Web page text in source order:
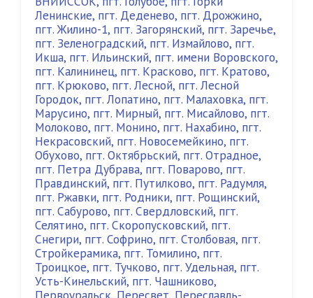
Ленинские, пгт. Деденево, пгт. Дрожжино,
пгт. Жилино-1, пгт. Загорянский, пгт. Заречье,
пгт. Зеленоградский, пгт. Измайлово, пгт.
Икша, пгт. Ильинский, пгт. имени Воровского,
пгт. Калининец, пгт. Красково, пгт. Кратово,
пгт. Крюково, пгт. Лесной, пгт. Лесной
Городок, пгт. Лопатино, пгт. Малаховка, пгт.
Марусино, пгт. Мирный, пгт. Мисайлово, пгт.
Молоково, пгт. Монино, пгт. Нахабино, пгт.
Некрасовский, пгт. Новосемейкино, пгт.
Обухово, пгт. Октябрьский, пгт. Отрадное,
пгт. Петра Дубрава, пгт. Поварово, пгт.
Правдинский, пгт. Путилково, пгт. Радумля,
пгт. Ржавки, пгт. Родники, пгт. Рощинский,
пгт. Сабурово, пгт. Свердловский, пгт.
Селятино, пгт. Скоропусковский, пгт.
Снегири, пгт. Софрино, пгт. Столбовая, пгт.
Стройкерамика, пгт. Томилино, пгт.
Троицкое, пгт. Тучково, пгт. Удельная, пгт.
Усть-Кинельский, пгт. Чашниково,